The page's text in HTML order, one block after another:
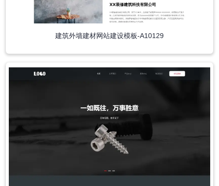
建筑外墙建材网站建设模板-A10129